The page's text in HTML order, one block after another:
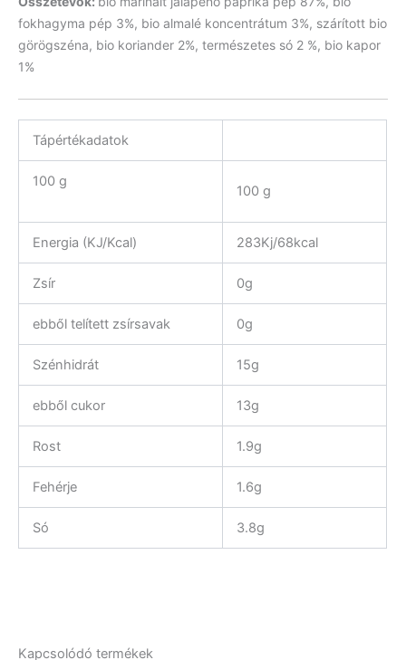
fokhagyma pép 3%, bio almalé koncentrátum 3%, szárított bio
görögszéna, bio koriander 2%, természetes só 2 %, bio kapor
1%
Tápértékadatok
100 g
100 g
Energia (KJ/Kcal) 283Kj/68kcal
Zsír 0g
ebből telített zsírsavak 0g
Szénhidrát 15g
ebből cukor 13g
Rost 1.9g
Fehérje 1.6g
Só 3.8g
Kapcsolódó termékek